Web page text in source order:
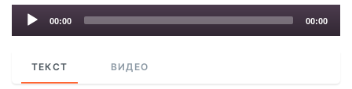
Audio
00:00 00:00
ТЕКСТ ВИДЕО